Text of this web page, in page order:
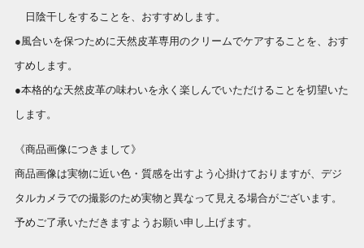
日陰干しをすることを、おすすめします。
●風合いを保つために天然皮革専用のクリームでケアすることを、おす
すめします。
●本格的な天然皮革の味わいを永く楽しんでいただけることを切望いた
します。
《商品画像につきまして》
商品画像は実物に近い色・質感を出すよう心掛けておりますが、デジ
タルカメラでの撮影のため実物と異なって見える場合がございます。
予めご了承いただきますようお願い申し上げます。